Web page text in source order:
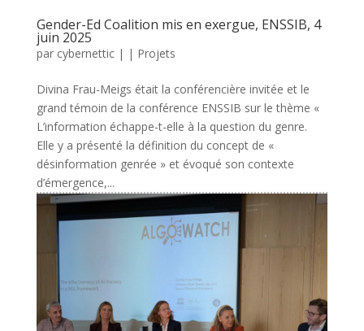
Gender-Ed Coalition mis en exergue, ENSSIB, 4
juin 2025
par cybernettic| | Projets
Divina Frau-Meigs était la conférencière invitée et le
grand témoin de la conférence ENSSIB sur le thème «
L’information échappe-t-elle à la question du genre.
Elle y a présenté la définition du concept de «
désinformation genrée » et évoqué son contexte
d’émergence,...